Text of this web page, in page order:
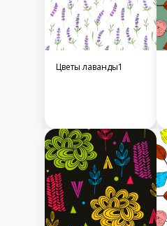
Цветы лаванды1